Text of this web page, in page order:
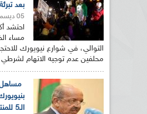
بعد
05 ديسمبر 2014
مساء
التوالي، في شوارع نيويورك
محلفين عدم توجيه الاتهام
مساهل